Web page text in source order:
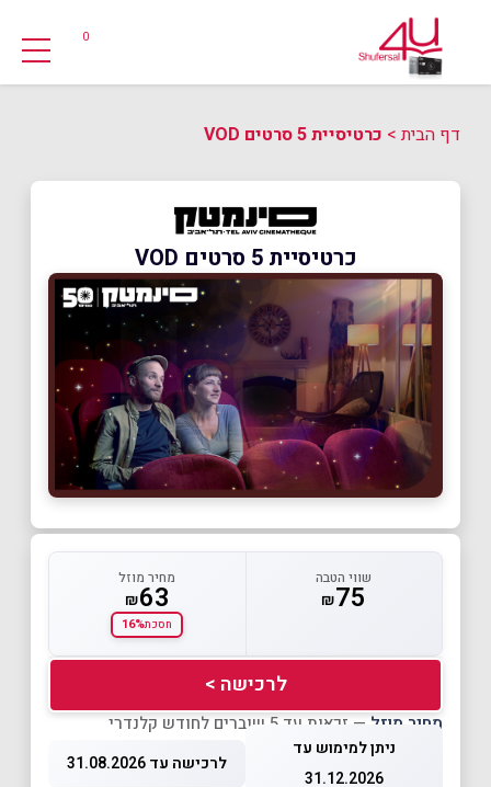
0
דף הבית> כרטיסיית 5 סרטים VOD
כרטיסיית 5 סרטים VOD
שווי הטבה
₪75
מחיר מוזל
₪63
חסכת16%
לרכישה >
מחיר מוזל — זכאות עד 5 שוברים לחודש קלנדרי
ניתן למימוש עד
31.12.2026
לרכישה עד 31.08.2026